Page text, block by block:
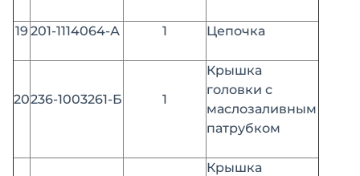
19 201-1114064-А 1 Цепочка
20236-1003261-Б 1
Крышка
головки с
маслозаливным
патрубком
Крышка